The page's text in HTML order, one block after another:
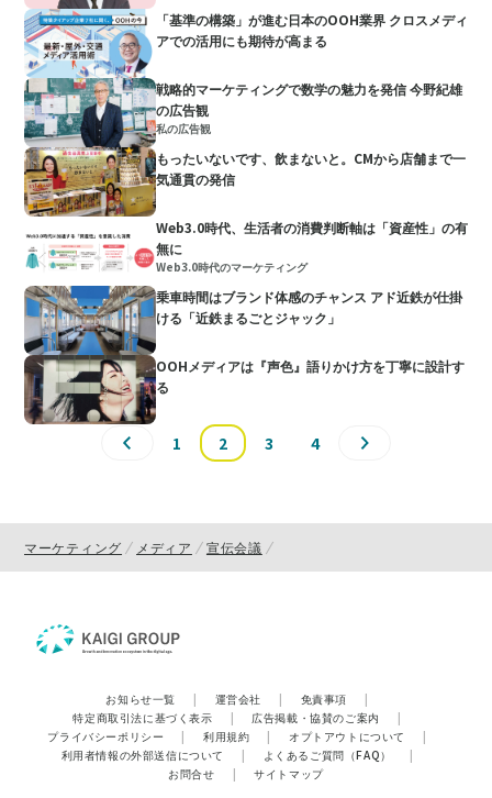
「基準の構築」が進む日本のOOH業界 クロスメディ
アでの活用にも期待が高まる
戦略的マーケティングで数学の魅力を発信 今野紀雄
の広告観
私の広告観
もったいないです、飲まないと。CMから店舗まで一
気通貫の発信
Web3.0時代、生活者の消費判断軸は「資産性」の有
無に
Web3.0時代のマーケティング
乗車時間はブランド体感のチャンス アド近鉄が仕掛
ける「近鉄まるごとジャック」
OOHメディアは『声色』語りかけ方を丁寧に設計す
る
1 2 3 4
マーケティング メディア 宣伝会議
お知らせ一覧 | 運営会社 | 免責事項
|
特定商取引法に基づく表示
| 広告掲載・協賛のご案内
|
プライバシーポリシー
| 利用規約 | オプトアウトについて
|
利用者情報の外部送信について
| よくあるご質問（FAQ）
|
お問合せ
| サイトマップ